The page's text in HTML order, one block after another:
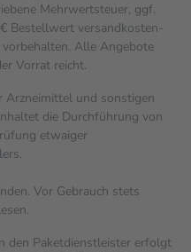
Mehrwertsteuer, ggf.
Bestell­wert versand­kosten­
Alle Angebote
Vorrat reicht.
Arzneimittel und sonstigen
die Durchführung von
etwaiger
Vor Gebrauch stets
den Paketdienstleister erfolgt